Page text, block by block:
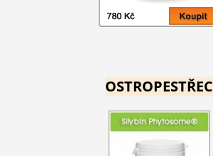
OSTROPESTŘEC